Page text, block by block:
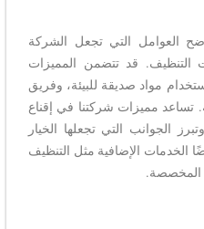
العوامل التي تجعل الشركة
قد تتضمن المميزات
مواد صديقة للبيئة، وفريق
مميزات شركتنا في إقناع
الجوانب التي تجعلها الخيار
الخدمات الإضافية مثل التنظيف
المخصصة.